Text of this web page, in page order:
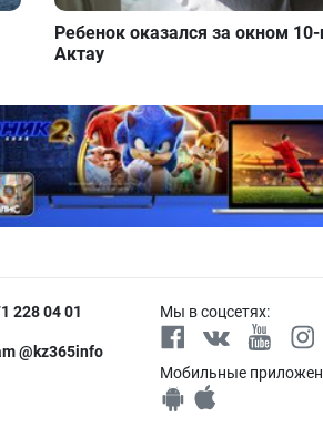
Ребенок оказался за окном
Актау
228 04 01
@kz365info
Мы в соцсетях:
Мобильные